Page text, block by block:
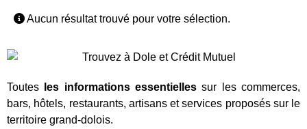
Aucun résultat trouvé pour votre sélection.
Toutes les informations essentielles sur les commerces,
bars, hôtels, restaurants, artisans et services proposés sur le
territoire grand-dolois.